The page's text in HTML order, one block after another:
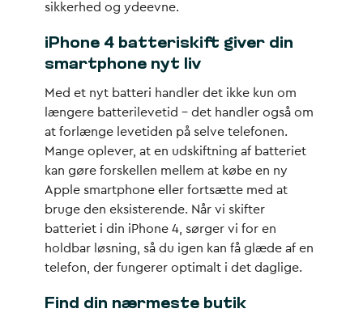
sikkerhed og ydeevne.
iPhone 4 batteriskift giver din
smartphone nyt liv
Med et nyt batteri handler det ikke kun om
længere batterilevetid – det handler også om
at forlænge levetiden på selve telefonen.
Mange oplever, at en udskiftning af batteriet
kan gøre forskellen mellem at købe en ny
Apple smartphone eller fortsætte med at
bruge den eksisterende. Når vi skifter
batteriet i din iPhone 4, sørger vi for en
holdbar løsning, så du igen kan få glæde af en
telefon, der fungerer optimalt i det daglige.
Find din nærmeste butik